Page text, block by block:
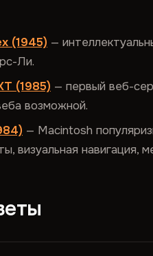
(1945) —
Ли.
(1985) — первый веб-
возможной.
— Macintosh
визуальная навигация,